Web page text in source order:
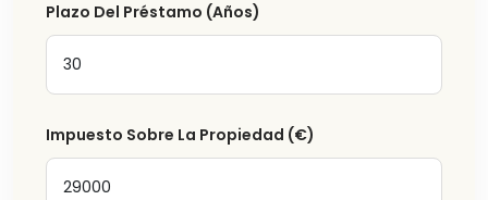
Plazo Del Préstamo (Años)
Impuesto Sobre La Propiedad (€)